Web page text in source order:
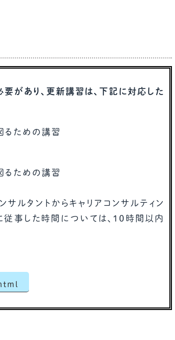
があり、更新講習は、下記に対応した
るための講習
るための講習
ルタントからキャリアコンサルティン
事した時間については、10時間以内